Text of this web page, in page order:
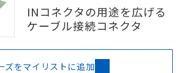
INコネクタの用途を広げる
ケーブル接続コネクタ
ズをマイリストに追加